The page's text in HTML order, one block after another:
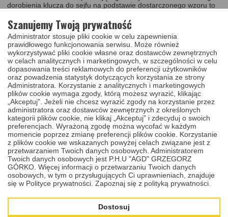
dorobienia klucza do sejfu na podstawie dostarczonego wzoru to
jakiekolwiek pytania lub potrzebujesz dodatkowych informacji,
skontaktuj się z nami – chętnie pomożemy!
Cena zawiera:
dorobienie jednej sztuki klucza długości 90mm z dziubkiem i
bez dosejfu Lowe&Fletcherna podstawie dostarczonego
wzoru.
Uwaga:
Po zamówieniu usługi dorobienia klucza proszę o przesłanie
oryginalego kluczana nasz adres:C.H. ManhattanPlac
Pułaskiego 7 klatka 17 lokal 34a10-514 Olsztyn.Termin realizacji
zamówienia do 3 dni roboczych, od momentu dostaczenia
oryginału klucza.
Zapraszamy do obejrzenia materiału wideo z którego dowiesz się
jak dorabiamyklucze sejfowe.
Szanujemy Twoją prywatność
Administrator stosuje pliki cookie w celu zapewnienia
prawidłowego funkcjonowania serwisu. Może również
wykorzystywać pliki cookie własne oraz dostawców zewnętrznych
w celach analitycznych i marketingowych, w szczególności w celu
dopasowania treści reklamowych do preferencji użytkowników
oraz powadzenia statystyk dotyczących korzystania ze strony
Administratora. Korzystanie z analitycznych i marketingowych
plików cookie wymaga zgody, którą możesz wyrazić, klikając
„Akceptuj”. Jeżeli nie chcesz wyrazić zgody na korzystanie przez
administratora oraz dostawców zewnętrznych z określonych
kategorii plików cookie, nie klikaj „Akceptuj” i zdecyduj o swoich
preferencjach. Wyrażoną zgodę można wycofać w każdym
momencie poprzez zmianę preferencji plików cookie. Korzystanie
z plików cookie we wskazanych powyżej celach związane jest z
przetwarzaniem Twoich danych osobowych. Administratorem
Twoich danych osobowych jest P.H.U "AGD" GRZEGORZ
GÓRKO. Więcej informacji o przetwarzaniu Twoich danych
osobowych, w tym o przysługujących Ci uprawnieniach, znajduje
się w Polityce prywatności. Zapoznaj się z polityką prywatności.
Dostosuj